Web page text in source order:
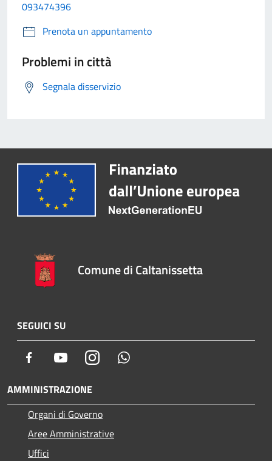
093474396
Prenota un appuntamento
Problemi in città
Segnala disservizio
Comune di Caltanissetta
SEGUICI SU
Facebook YoutubeInstagram
AMMINISTRAZIONE
Organi di Governo
Aree Amministrative
Uffici